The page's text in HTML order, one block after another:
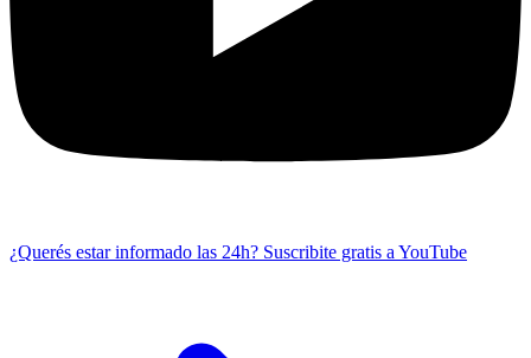
¿Querés estar informado las 24h? Suscribite gratis a YouTube